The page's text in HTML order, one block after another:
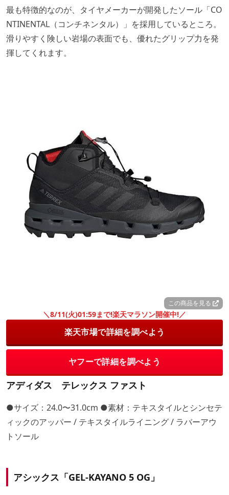
最も特徴的なのが、タイヤメーカーが開発したソール「CO
NTINENTAL（コンチネンタル）」を採用しているところ。
滑りやすく険しい岩場の表面でも、優れたグリップ力を発
揮してくれます。
この商品を見る
＼8/11(火)01:59まで!楽天マラソン開催中!／
楽天市場で詳細を調べよう
ヤフーで詳細を調べよう
アディダス テレックス ファスト
●サイズ：24.0〜31.0cm ●素材：テキスタイルとシンセテ
ィックのアッパー / テキスタイルライニング / ラバーアウ
トソール
アシックス「GEL-KAYANO 5 OG」